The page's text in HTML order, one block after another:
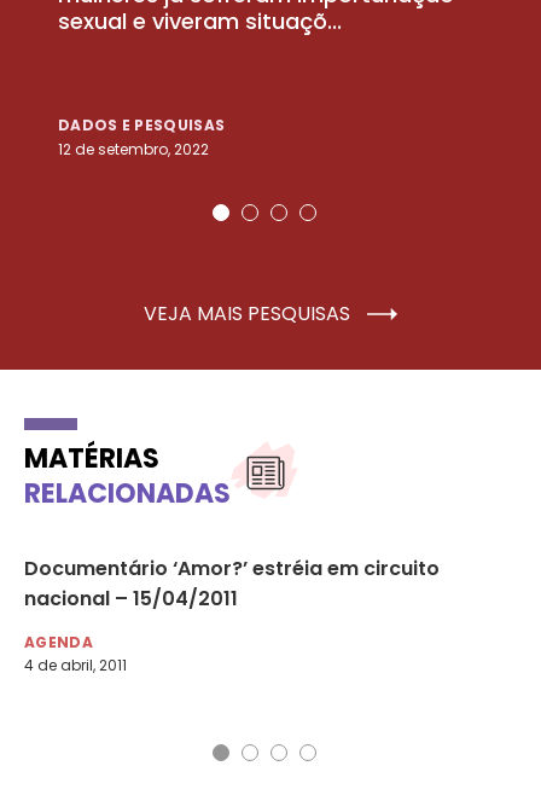
sexual e viveram situaçõ...
DADOS E PESQUISAS
12 de setembro, 2022
VEJA MAIS PESQUISAS
MATÉRIAS
RELACIONADAS
Documentário ‘Amor?’ estréia em circuito
nacional – 15/04/2011
AGENDA
4 de abril, 2011